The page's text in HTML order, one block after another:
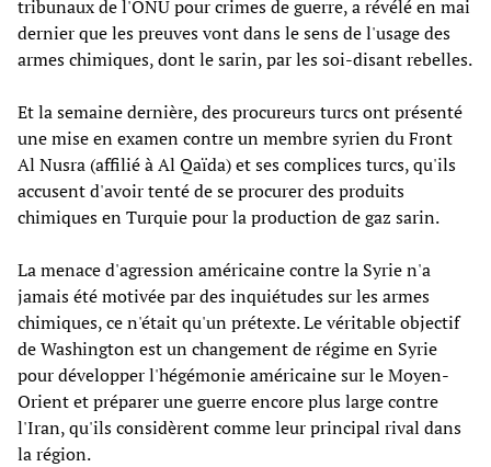
tribunaux de l'ONU pour crimes de guerre, a révélé en mai
dernier que les preuves vont dans le sens de l'usage des
armes chimiques, dont le sarin, par les soi-disant rebelles.
Et la semaine dernière, des procureurs turcs ont présenté
une mise en examen contre un membre syrien du Front
Al Nusra (affilié à Al Qaïda) et ses complices turcs, qu'ils
accusent d'avoir tenté de se procurer des produits
chimiques en Turquie pour la production de gaz sarin.
La menace d'agression américaine contre la Syrie n'a
jamais été motivée par des inquiétudes sur les armes
chimiques, ce n'était qu'un prétexte. Le véritable objectif
de Washington est un changement de régime en Syrie
pour développer l'hégémonie américaine sur le Moyen-
Orient et préparer une guerre encore plus large contre
l'Iran, qu'ils considèrent comme leur principal rival dans
la région.